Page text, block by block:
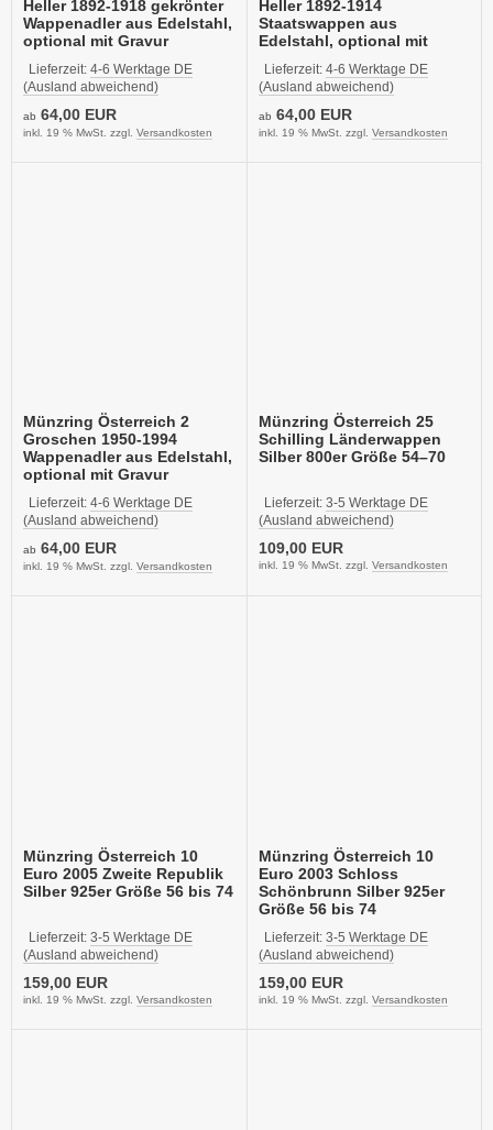
Heller 1892-1918 gekrönter
Wappenadler aus Edelstahl,
optional mit Gravur
Lieferzeit: 4-6 Werktage DE
(Ausland abweichend)
ab 64,00 EUR
inkl. 19 % MwSt. zzgl. Versandkosten
Heller 1892-1914
Staatswappen aus
Edelstahl, optional mit
Lieferzeit: 4-6 Werktage DE
(Ausland abweichend)
ab 64,00 EUR
inkl. 19 % MwSt. zzgl. Versandkosten
Münzring Österreich 2
Groschen 1950-1994
Wappenadler aus Edelstahl,
optional mit Gravur
Lieferzeit: 4-6 Werktage DE
(Ausland abweichend)
ab 64,00 EUR
inkl. 19 % MwSt. zzgl. Versandkosten
Münzring Österreich 25
Schilling Länderwappen
Silber 800er Größe 54–70
Lieferzeit: 3-5 Werktage DE
(Ausland abweichend)
109,00 EUR
inkl. 19 % MwSt. zzgl. Versandkosten
Münzring Österreich 10
Euro 2005 Zweite Republik
Silber 925er Größe 56 bis 74
Lieferzeit: 3-5 Werktage DE
(Ausland abweichend)
159,00 EUR
inkl. 19 % MwSt. zzgl. Versandkosten
Münzring Österreich 10
Euro 2003 Schloss
Schönbrunn Silber 925er
Größe 56 bis 74
Lieferzeit: 3-5 Werktage DE
(Ausland abweichend)
159,00 EUR
inkl. 19 % MwSt. zzgl. Versandkosten